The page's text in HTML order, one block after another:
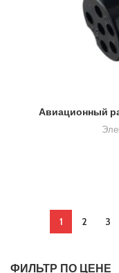
ФИЛЬТР ПО ЦЕНЕ
Авиационный
1 2 3